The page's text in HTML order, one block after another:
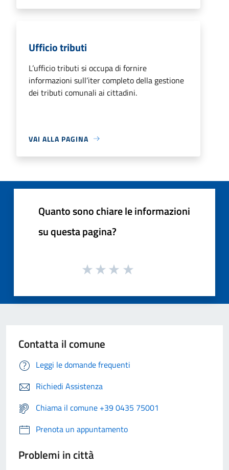
Ufficio tributi
L’ufficio tributi si occupa di fornire
informazioni sull’iter completo della gestione
dei tributi comunali ai cittadini.
VAI ALLA PAGINA
Quanto sono chiare le informazioni
su questa pagina?
Contatta il comune
Leggi le domande frequenti
Richiedi Assistenza
Chiama il comune +39 0435 75001
Prenota un appuntamento
Problemi in città